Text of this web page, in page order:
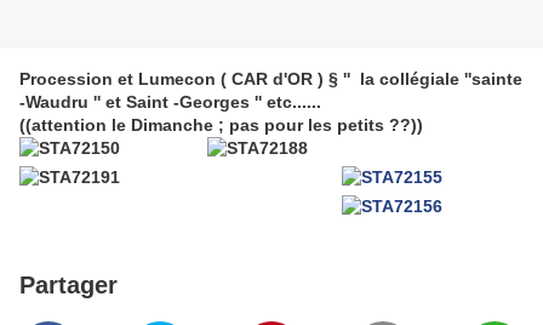
Procession et Lumecon ( CAR d'OR ) § '' la collégiale ''sainte
-Waudru '' et Saint -Georges '' etc......
((attention le Dimanche ; pas pour les petits ??))
Partager